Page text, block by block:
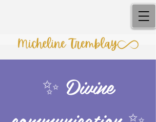
✨ Divine